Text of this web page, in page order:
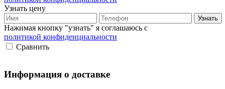
Узнать цену
Нажимая кнопку "узнать" я соглашаюсь с
политикой конфиденциальности
Сравнить
Информация о доставке